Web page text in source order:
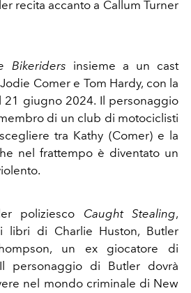
recita accanto a Callum Turner
Bikeriders insieme a un cast
Comer e Tom Hardy, con la
21 giugno 2024. Il personaggio
di un club di motociclisti
tra Kathy (Comer) e la
nel frattempo è diventato un
poliziesco Caught Stealing,
libri di Charlie Huston, Butler
un ex giocatore di
personaggio di Butler dovrà
nel mondo criminale di New